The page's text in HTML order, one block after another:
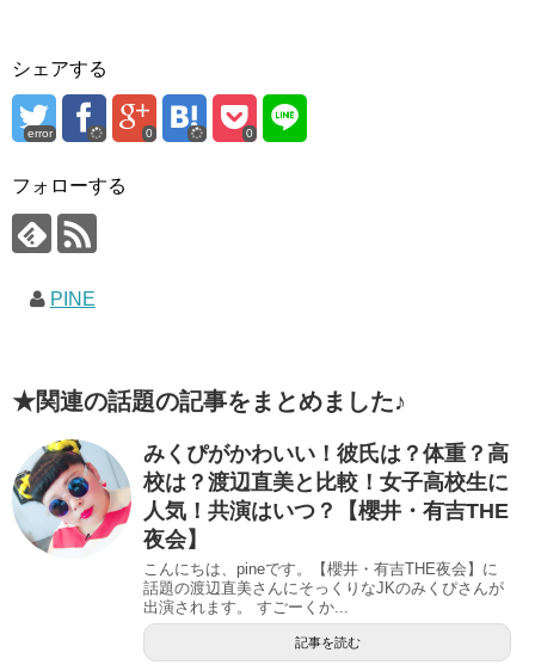
シェアする
error 0 0
フォローする
PINE
★関連の話題の記事をまとめました♪
みくぴがかわいい！彼氏は？体重？高
校は？渡辺直美と比較！女子高校生に
人気！共演はいつ？【櫻井・有吉THE
夜会】
こんにちは、pineです。【櫻井・有吉THE夜会】に
話題の渡辺直美さんにそっくりなJKのみくぴさんが
出演されます。 すごーくか...
記事を読む